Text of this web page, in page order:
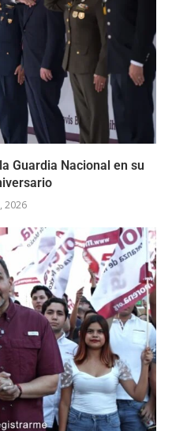
Guardia Nacional en su
2026